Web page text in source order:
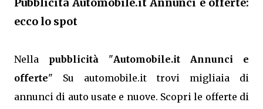
ecco lo spot
Nella pubblicità "Automobile.it Annunci e
offerte" Su automobile.it trovi migliaia di
annunci di auto usate e nuove. Scopri le offerte di